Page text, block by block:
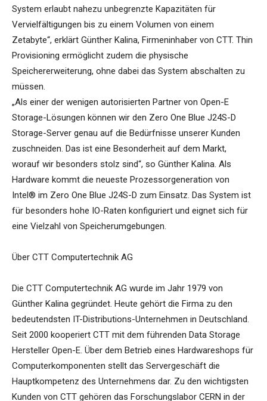
System erlaubt nahezu unbegrenzte Kapazitäten für
Vervielfältigungen bis zu einem Volumen von einem
Zetabyte“, erklärt Günther Kalina, Firmeninhaber von CTT. Thin
Provisioning ermöglicht zudem die physische
Speichererweiterung, ohne dabei das System abschalten zu
müssen.
„Als einer der wenigen autorisierten Partner von Open-E
Storage-Lösungen können wir den Zero One Blue J24S-D
Storage-Server genau auf die Bedürfnisse unserer Kunden
zuschneiden. Das ist eine Besonderheit auf dem Markt,
worauf wir besonders stolz sind“, so Günther Kalina. Als
Hardware kommt die neueste Prozessorgeneration von
Intel® im Zero One Blue J24S-D zum Einsatz. Das System ist
für besonders hohe IO-Raten konfiguriert und eignet sich für
eine Vielzahl von Speicherumgebungen.
Über CTT Computertechnik AG
Die CTT Computertechnik AG wurde im Jahr 1979 von
Günther Kalina gegründet. Heute gehört die Firma zu den
bedeutendsten IT-Distributions-Unternehmen in Deutschland.
Seit 2000 kooperiert CTT mit dem führenden Data Storage
Hersteller Open-E. Über dem Betrieb eines Hardwareshops für
Computerkomponenten stellt das Servergeschäft die
Hauptkompetenz des Unternehmens dar. Zu den wichtigsten
Kunden von CTT gehören das Forschungslabor CERN in der